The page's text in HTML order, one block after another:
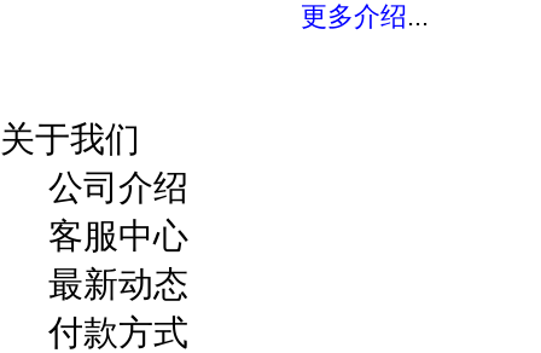
更多介绍...
关于我们
公司介绍
客服中心
最新动态
付款方式